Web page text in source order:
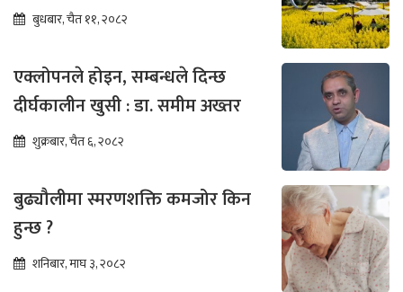
बुधबार, चैत ११, २०८२
एक्लोपनले होइन, सम्बन्धले दिन्छ
दीर्घकालीन खुसी : डा. समीम अख्तर
शुक्रबार, चैत ६, २०८२
बुढ्यौलीमा स्मरणशक्ति कमजोर किन
हुन्छ ?
शनिबार, माघ ३, २०८२